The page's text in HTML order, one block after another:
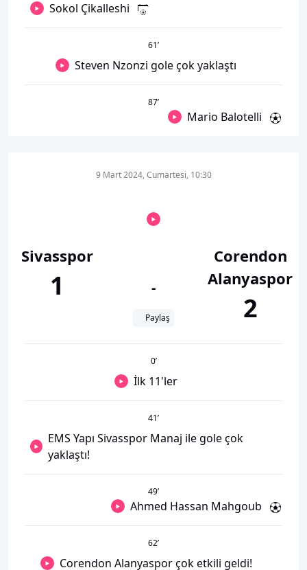
Sokol Çikalleshi
61’
Steven Nzonzi gole çok yaklaştı
87’
Mario Balotelli
Sivasspor
1
9 Mart 2024, Cumartesi, 10:30
-
Paylaş
Corendon
Alanyaspor
2
0’
İlk 11'ler
41’
EMS Yapı Sivasspor Manaj ile gole çok
yaklaştı!
49’
Ahmed Hassan Mahgoub
62’
Corendon Alanyaspor çok etkili geldi!